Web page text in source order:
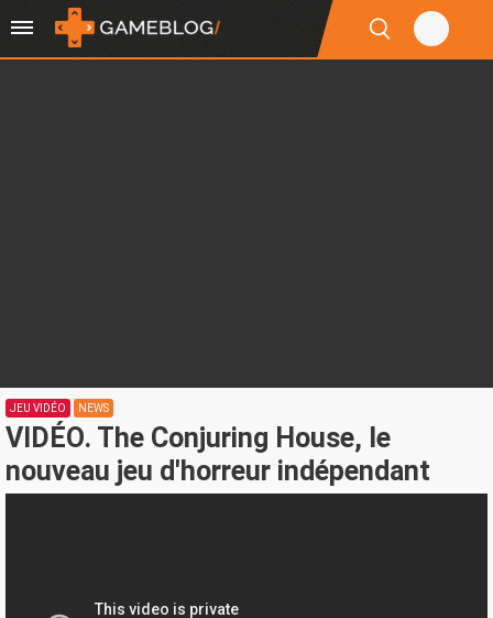
JEU VIDÉO NEWS
VIDÉO. The Conjuring House, le
nouveau jeu d'horreur indépendant